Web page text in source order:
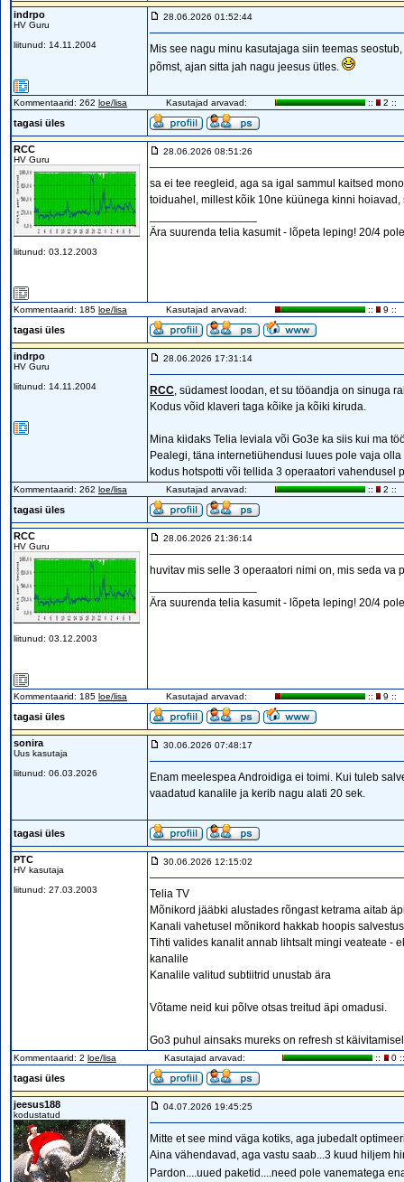
indrpo
HV Guru
liitunud: 14.11.2004
28.06.2026 01:52:44
Mis see nagu minu kasutajaga siin teemas
põmst, ajan sitta jah nagu jeesus ütles.
Kommentaarid: 262 loe/lisa Kasutajad arvavad: :: 2 ::
tagasi üles
RCC
HV Guru
liitunud: 03.12.2003
28.06.2026 08:51:26
sa ei tee reegleid, aga sa igal sammul kaitsed
toiduahel, millest kõik 10ne küünega kinni
Ära suurenda telia kasumit - lõpeta leping! 20/4
Kommentaarid: 185 loe/lisa Kasutajad arvavad: :: 9 ::
tagasi üles
indrpo
HV Guru
liitunud: 14.11.2004
28.06.2026 17:31:14
RCC, südamest loodan, et su tööandja on sinuga
Kodus võid klaveri taga kõike ja kõiki kiruda.
Mina kiidaks Telia leviala või Go3e ka siis kui ma
Pealegi, täna internetiühendusi luues pole vaja
kodus hotspotti või tellida 3 operaatori vahendusel
Kommentaarid: 262 loe/lisa Kasutajad arvavad: :: 2 ::
tagasi üles
RCC
HV Guru
liitunud: 03.12.2003
28.06.2026 21:36:14
huvitav mis selle 3 operaatori nimi on, mis seda va
Ära suurenda telia kasumit - lõpeta leping! 20/4
Kommentaarid: 185 loe/lisa Kasutajad arvavad: :: 9 ::
tagasi üles
sonira
Uus kasutaja
liitunud: 06.03.2026
30.06.2026 07:48:17
Enam meelespea Androidiga ei toimi. Kui tuleb
vaadatud kanalile ja kerib nagu alati 20 sek.
tagasi üles
PTC
HV kasutaja
liitunud: 27.03.2003
30.06.2026 12:15:02
Telia TV
Mõnikord jääbki alustades rõngast ketrama aitab
Kanali vahetusel mõnikord hakkab hoopis
Tihti valides kanalit annab lihtsalt mingi veateate -
kanalile
Kanalile valitud subtiitrid unustab ära
Võtame neid kui põlve otsas treitud äpi omadusi.
Go3 puhul ainsaks mureks on refresh st
Kommentaarid: 2 loe/lisa Kasutajad arvavad: :: 0 ::
tagasi üles
jeesus188
kodustatud
04.07.2026 19:45:25
Mitte et see mind väga kotiks, aga jubedalt
Aina vähendavad, aga vastu saab...3 kuud hiljem
Pardon....uued paketid....need pole vanematega